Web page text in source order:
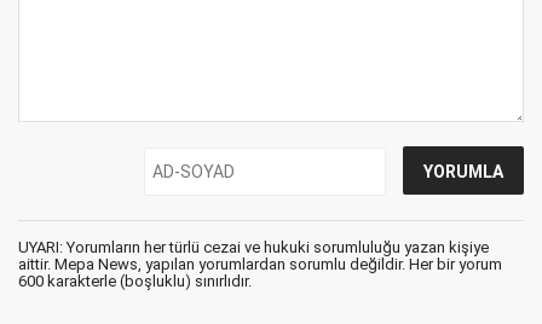
UYARI: Yorumların her türlü cezai ve hukuki sorumluluğu yazan kişiye
aittir. Mepa News, yapılan yorumlardan sorumlu değildir. Her bir yorum
600 karakterle (boşluklu) sınırlıdır.